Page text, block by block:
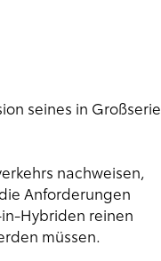
seines in Großserie
nachweisen,
Anforderungen
Hybriden reinen
müssen.